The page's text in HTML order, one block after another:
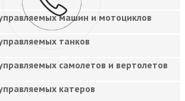
машин и мотоциклов
танков
самолетов и вертолетов
катеров